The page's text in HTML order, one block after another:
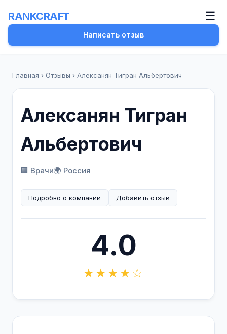
RANKCRAFT ☰
Написать отзыв
Главная › Отзывы › Алексанян Тигран Альбертович
Алексанян Тигран
Альбертович
🏢 Врачи🌍 Россия
Подробно о компании Добавить отзыв
4.0
★★★★☆